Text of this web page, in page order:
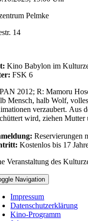
Pelmke
14
Kino Babylon im
FSK 6
2012; R: Mamoru
Mensch, halb Wolf,
verzaubert. Aus
wird, ziehen Mutter
Reservierungen
Kostenlos bis 17
Veranstaltung des
Navigation
Impressum
Datenschutzerklärung
Kino-Programm